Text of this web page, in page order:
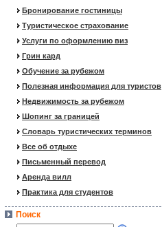
Бронирование гостиницы
Туристическое страхование
Услуги по оформлению виз
Грин кард
Обучение за рубежом
Полезная информация для туристов
Недвижимость за рубежом
Шопинг за границей
Словарь туристических терминов
Все об отдыхе
Письменный перевод
Аренда вилл
Практика для студентов
Поиск